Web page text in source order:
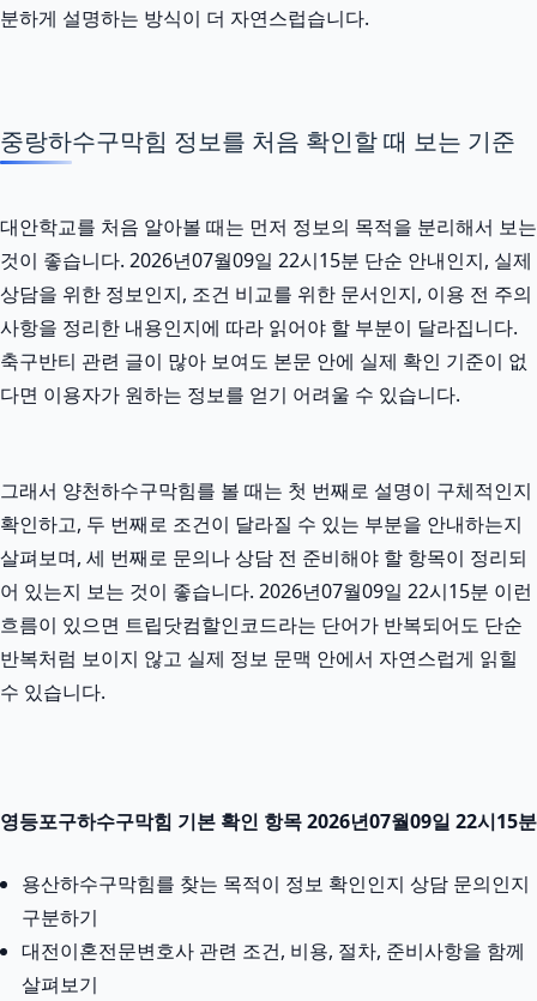
분하게 설명하는 방식이 더 자연스럽습니다.
중랑하수구막힘 정보를 처음 확인할 때 보는 기준
대안학교를 처음 알아볼 때는 먼저 정보의 목적을 분리해서 보는
것이 좋습니다. 2026년07월09일 22시15분 단순 안내인지, 실제
상담을 위한 정보인지, 조건 비교를 위한 문서인지, 이용 전 주의
사항을 정리한 내용인지에 따라 읽어야 할 부분이 달라집니다.
축구반티 관련 글이 많아 보여도 본문 안에 실제 확인 기준이 없
다면 이용자가 원하는 정보를 얻기 어려울 수 있습니다.
그래서 양천하수구막힘를 볼 때는 첫 번째로 설명이 구체적인지
확인하고, 두 번째로 조건이 달라질 수 있는 부분을 안내하는지
살펴보며, 세 번째로 문의나 상담 전 준비해야 할 항목이 정리되
어 있는지 보는 것이 좋습니다. 2026년07월09일 22시15분 이런
흐름이 있으면 트립닷컴할인코드라는 단어가 반복되어도 단순
반복처럼 보이지 않고 실제 정보 문맥 안에서 자연스럽게 읽힐
수 있습니다.
영등포구하수구막힘 기본 확인 항목 2026년07월09일 22시15분
용산하수구막힘를 찾는 목적이 정보 확인인지 상담 문의인지
구분하기
대전이혼전문변호사 관련 조건, 비용, 절차, 준비사항을 함께
살펴보기